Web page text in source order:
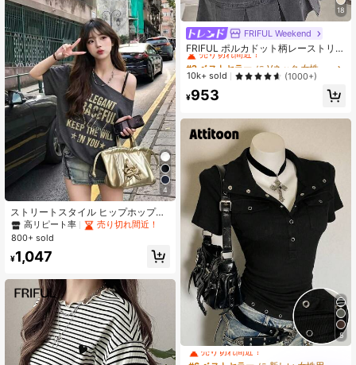
4
ストリートスタイル ヒップホッププ
リント アシンメトリーショルダー 半
袖Tシャツ レディース 夏 ホットガー
クトップ カジュアル
高リピート率
売り切れ間近！
800+ sold
¥1,047
18
FRIFUL Weekend
FRIFUL ポルカドット柄レーストリム
付き タイフロントTシャツ、夏用グ
ラフィックTシャツ(レディース)
#2 ベストセラー
に Vネック 女性用トップス、ブラウス、Tシャツ
売り切れ間近！
#2 ベストセラー
売り切れ間近！
#2 ベストセラー
売り切れ間近！
#2 ベストセラー
売り切れ間近！
10k+ sold (1000+)
¥953
5
#6 ベストセラー
に 新しい 女性用Tシャツ
売り切れ間近！
#6 ベストセラー
#6 ベストセラー